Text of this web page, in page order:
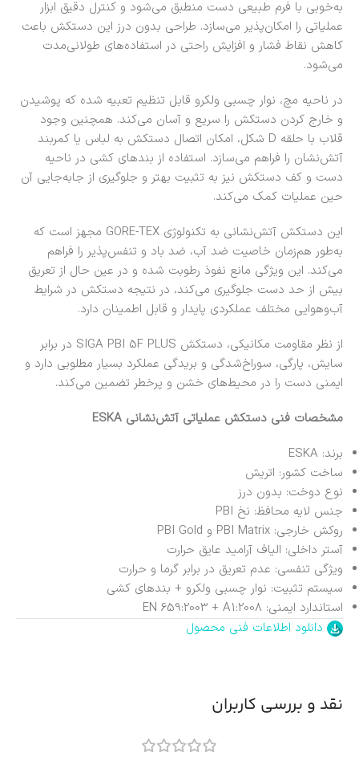
به‌خوبی با فرم طبیعی دست منطبق می‌شود و کنترل دقیق ابزار
عملیاتی را امکان‌پذیر می‌سازد. طراحی بدون درز این دستکش باعث
کاهش نقاط فشار و افزایش راحتی در استفاده‌های طولانی‌مدت
می‌شود.
در ناحیه مچ، نوار چسبی ولکرو قابل تنظیم تعبیه شده که پوشیدن
و خارج کردن دستکش را سریع و آسان می‌کند. همچنین وجود
قلاب با حلقه D شکل، امکان اتصال دستکش به لباس یا کمربند
آتش‌نشان را فراهم می‌سازد. استفاده از بندهای کشی در ناحیه
دست و کف دستکش نیز به تثبیت بهتر و جلوگیری از جابه‌جایی آن
حین عملیات کمک می‌کند.
این دستکش آتش‌نشانی به تکنولوژی GORE-TEX مجهز است که
به‌طور هم‌زمان خاصیت ضد آب، ضد باد و تنفس‌پذیر را فراهم
می‌کند. این ویژگی مانع نفوذ رطوبت شده و در عین حال از تعریق
بیش از حد دست جلوگیری می‌کند، در نتیجه دستکش در شرایط
آب‌وهوایی مختلف عملکردی پایدار و قابل اطمینان دارد.
از نظر مقاومت مکانیکی، دستکش SIGA PBI 5F PLUS در برابر
سایش، پارگی، سوراخ‌شدگی و بریدگی عملکرد بسیار مطلوبی دارد و
ایمنی دست را در محیط‌های خشن و پرخطر تضمین می‌کند.
مشخصات فنی دستکش عملیاتی آتش‌نشانی ESKA
برند: ESKA
ساخت کشور: اتریش
نوع دوخت: بدون درز
جنس لایه محافظ: نخ PBI
روکش خارجی: PBI Matrix و PBI Gold
آستر داخلی: الیاف آرامید عایق حرارت
ویژگی تنفسی: عدم تعریق در برابر گرما و حرارت
سیستم تثبیت: نوار چسبی ولکرو + بندهای کشی
استاندارد ایمنی: EN 659:2003 + A1:2008
دانلود اطلاعات فنی محصول
نقد و بررسی کاربران